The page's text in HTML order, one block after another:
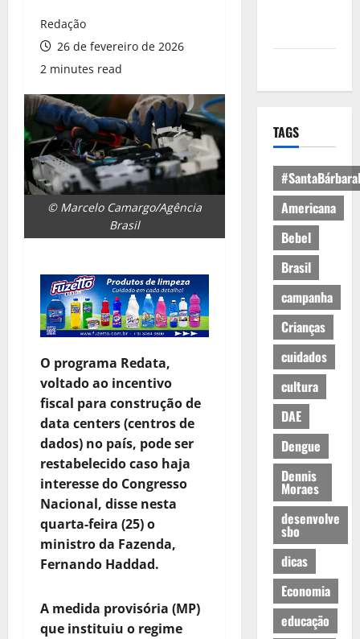
Redação
26 de fevereiro de 2026
2 minutes read
© Marcelo Camargo/Agência
Brasil
O programa Redata,
voltado ao incentivo
fiscal para construção de
data centers (centros de
dados) no país, pode ser
restabelecido caso haja
interesse do Congresso
Nacional, disse nesta
quarta-feira (25) o
ministro da Fazenda,
Fernando Haddad.
A medida provisória (MP)
que instituiu o regime
TAGS
Americana
Bebel
Brasil
campanha
Crianças
cuidados
cultura
DAE
Dengue
Dennis
Moraes
desenvolve
sbo
dicas
Economia
educação